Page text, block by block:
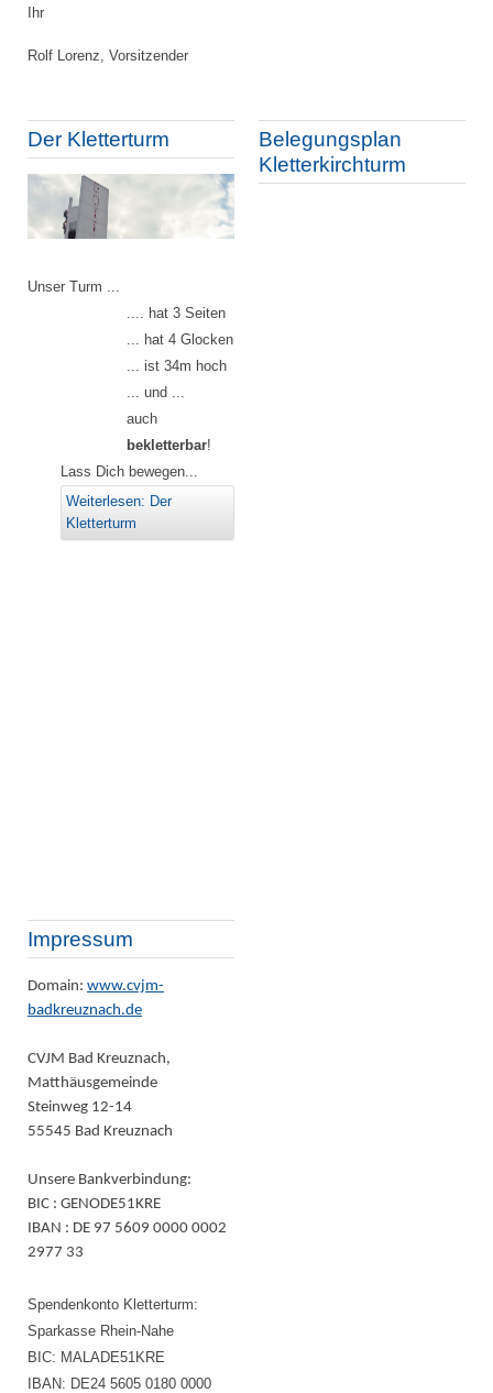
Ihr
Rolf Lorenz, Vorsitzender
Der Kletterturm
Unser Turm ...
.... hat 3 Seiten
... hat 4 Glocken
... ist 34m hoch
... und ...
auch
bekletterbar!
Lass Dich bewegen...
Weiterlesen: Der
Kletterturm
Belegungsplan
Kletterkirchturm
Impressum
Domain: www.cvjm-
badkreuznach.de
CVJM Bad Kreuznach,
Matthäusgemeinde
Steinweg 12-14
55545 Bad Kreuznach
Unsere Bankverbindung:
BIC : GENODE51KRE
IBAN : DE 97 5609 0000 0002
2977 33
Spendenkonto Kletterturm:
Sparkasse Rhein-Nahe
BIC: MALADE51KRE
IBAN: DE24 5605 0180 0000